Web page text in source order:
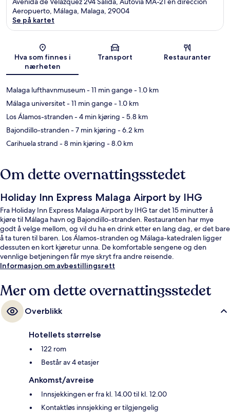
Aeropuerto, Málaga, Malaga, 29004
Se på kartet
Hva som finnes i
nærheten
Transport Restauranter
Malaga lufthavnmuseum- 11 min gange- 1.0 km
Málaga universitet- 11 min gange- 1.0 km
Los Álamos-stranden- 4 min kjøring - 5.8 km
Bajondillo-stranden- 7 min kjøring - 6.2 km
Carihuela strand - 8 min kjøring - 8.0 km
Om dette overnattingsstedet
Holiday Inn Express Malaga Airport by IHG
Fra Holiday Inn Express Malaga Airport by IHG tar det 15 minutter å
kjøre til Málaga havn og Bajondillo-stranden. Restauranten har mye
godt å velge mellom, og vil du ha en drink etter en lang dag, er det bare
å ta turen til baren. Los Álamos-stranden og Málaga-katedralen ligger
dessuten en kort kjøretur unna. De komfortable sengene og den
vennlige betjeningen får mye skryt fra andre reisende.
Informasjon om avbestillingsrett
Mer om dette overnattingsstedet
Overblikk
Hotellets størrelse
122 rom
Består av 4 etasjer
Ankomst/avreise
Innsjekkingen er fra kl. 14.00 til kl. 12.00
Kontaktløs innsjekking er tilgjengelig